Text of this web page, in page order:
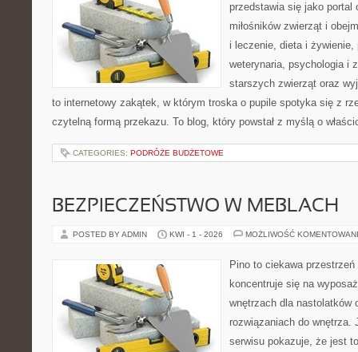
przedstawia się jako portal
miłośników zwierząt i
i leczenie, dieta i żywienie,
weterynaria, psychologia i
starszych zwierząt oraz
to internetowy zakątek, w którym troska o pupile spotyka się z
czytelną formą przekazu. To blog, który powstał z myślą o
CATEGORIES: PODRÓŻE BUDŻETOWE
BEZPIECZEŃSTWO W MEBLACH
POSTED BY ADMIN KWI - 1 - 2026 MOŻLIWOŚĆ
Pino to ciekawa
koncentruje się na
wnętrzach dla nastolatków
rozwiązaniach do wnętrza.
serwisu pokazuje, że jest